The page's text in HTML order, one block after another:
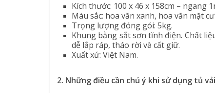
Kích thước: 100 x 46 x 158cm – ngang
Màu sắc: hoa văn xanh, hoa văn mặt
Trọng lượng đóng gói: 5kg.
Khung bằng sắt sơn tĩnh điện. Chất
dễ lắp ráp, tháo rời và cất giữ.
Xuất xứ: Việt Nam.
2. Những điều cần chú ý khi sử dụng tủ